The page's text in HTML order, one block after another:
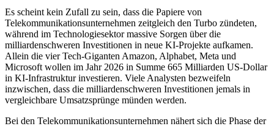
Es scheint kein Zufall zu sein, dass die Papiere von
Telekommunikationsunternehmen zeitgleich den Turbo zündeten,
während im Technologiesektor massive Sorgen über die
milliardenschweren Investitionen in neue KI-Projekte aufkamen.
Allein die vier Tech-Giganten Amazon, Alphabet, Meta und
Microsoft wollen im Jahr 2026 in Summe 665 Milliarden US-Dollar
in KI-Infrastruktur investieren. Viele Analysten bezweifeln
inzwischen, dass die milliardenschweren Investitionen jemals in
vergleichbare Umsatzsprünge münden werden.
Bei den Telekommunikationsunternehmen nähert sich die Phase der